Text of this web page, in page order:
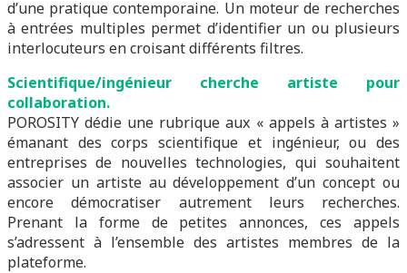
d’une pratique contemporaine. Un moteur de recherches
à entrées multiples permet d’identifier un ou plusieurs
interlocuteurs en croisant différents filtres.
Scientifique/ingénieur cherche artiste pour
collaboration.
POROSITY dédie une rubrique aux « appels à artistes »
émanant des corps scientifique et ingénieur, ou des
entreprises de nouvelles technologies, qui souhaitent
associer un artiste au développement d’un concept ou
encore démocratiser autrement leurs recherches.
Prenant la forme de petites annonces, ces appels
s’adressent à l’ensemble des artistes membres de la
plateforme.